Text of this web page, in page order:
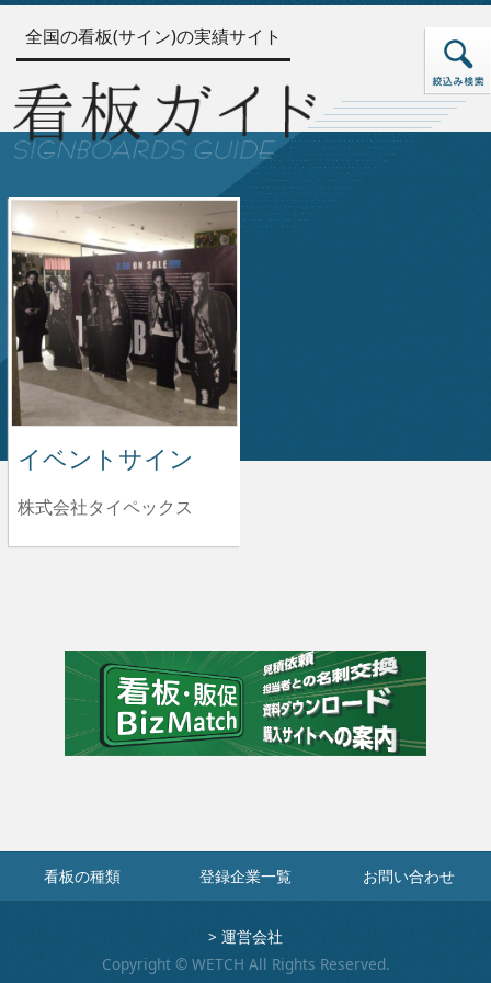
全国の看板(サイン)の実績サイト
イベントサイン
株式会社タイペックス
看板の種類 登録企業一覧 お問い合わせ
> 運営会社
Copyright © WETCH All Rights Reserved.